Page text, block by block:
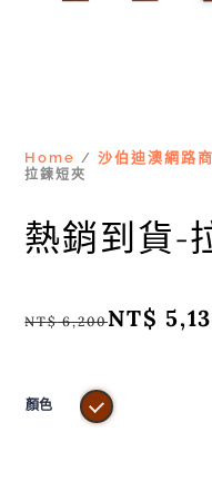
Home /沙伯迪澳網路
拉鍊短夾
熱銷到貨-
NT$6,200NT$
顏色